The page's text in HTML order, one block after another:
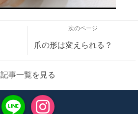
次のページ
爪の形は変えられる？
記事一覧を見る